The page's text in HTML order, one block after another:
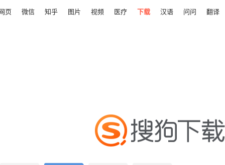
页 微信 知乎 图片 视频 医疗 下载 汉语 问问 翻译